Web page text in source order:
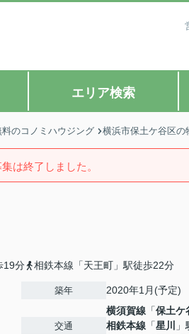
エリア検索
のコノミハウジング 横浜市保土ケ谷区の
は終了しました。
19分 相鉄本線「天王町」駅徒歩22分
築年 2020年1月(予定)
交通
横須賀線 「保土ケ
相鉄本線 「星川